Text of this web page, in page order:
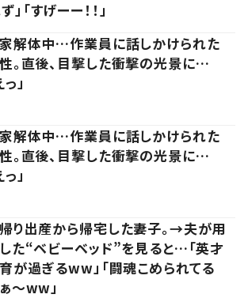
「すげーー！！」
解体中…作業員に話しかけられた
。直後、目撃した衝撃の光景に…
っ」
解体中…作業員に話しかけられた
。直後、目撃した衝撃の光景に…
っ」
り出産から帰宅した妻子。→夫が用
た“ベビーベッド”を見ると…「英才
が過ぎるww」「闘魂こめられてる
～ww」